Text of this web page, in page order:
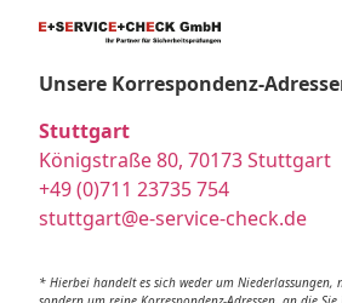
Unsere Korrespondenz-
Stuttgart
Königstraße 80, 70173 Stuttgart
+49 (0)711 23735 754
stuttgart@e-service-check.de
* Hierbei handelt es sich weder um Niederlassungen,